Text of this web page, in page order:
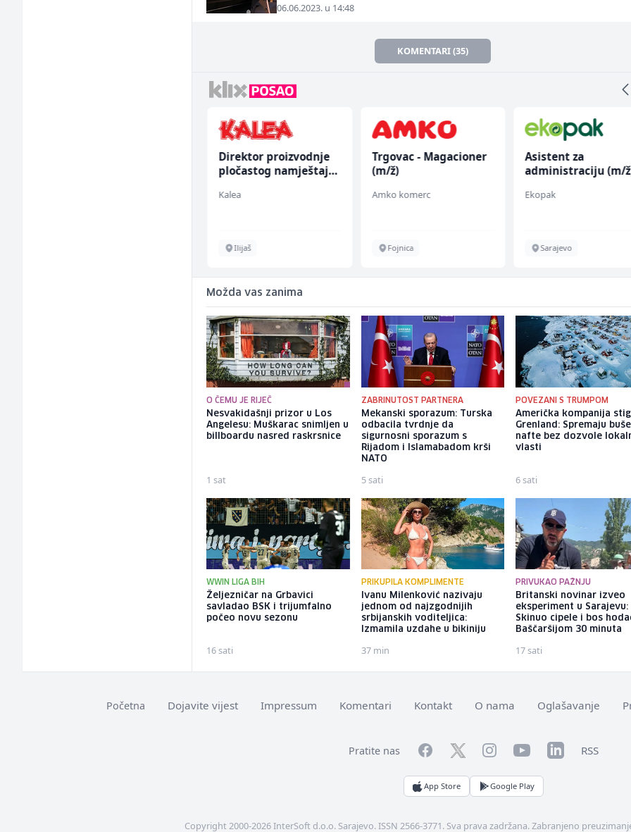
06.06.2023. u 14:48
KOMENTARI (35)
Direktor proizvodnje
pločastog namještaja
Kalea
Ilijaš
Trgovac - Magacioner
(m/ž)
Amko komerc
Fojnica
Asistent za
administraciju (m/
Ekopak
Sarajevo
Možda vas zanima
O ČEMU JE RIJEČ
Nesvakidašnji prizor u Los
Angelesu: Muškarac snimljen u
billboardu nasred raskrsnice
1 sat
ZABRINUTOST PARTNERA
Mekanski sporazum: Turska
odbacila tvrdnje da
sigurnosni sporazum s
Rijadom i Islamabadom krši
NATO
5 sati
POVEZANI S TRUMPOM
Američka kompanija
Grenland: Spremaju
nafte bez dozvole
vlasti
6 sati
WWIN LIGA BIH
Željezničar na Grbavici
savladao BSK i trijumfalno
počeo novu sezonu
16 sati
PRIKUPILA KOMPLIMENTE
Ivanu Milenković nazivaju
jednom od najzgodnijih
srbijanskih voditeljica:
Izmamila uzdahe u bikiniju
37 min
PRIVUKAO PAŽNJU
Britanski novinar izveo
eksperiment u Sarajevu:
Skinuo cipele i bos
Baščaršijom 30 minuta
17 sati
Početna Dojavite vijest Impressum Komentari Kontakt O nama Oglašavanje
Pratite nas FacebookTwitterInstagramYouTubeLinkedInRSS
App Store Google Play
Copyright 2000-2026 InterSoft d.o.o. Sarajevo. ISSN 2566-3771. Sva prava zadržana. Zabranjeno